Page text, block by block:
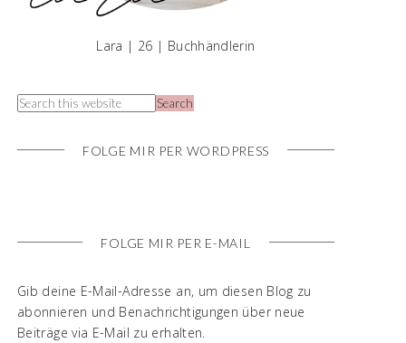
Lara | 26 | Buchhändlerin
FOLGE MIR PER WORDPRESS
FOLGE MIR PER E-MAIL
Gib deine E-Mail-Adresse an, um diesen Blog zu
abonnieren und Benachrichtigungen über neue
Beiträge via E-Mail zu erhalten.